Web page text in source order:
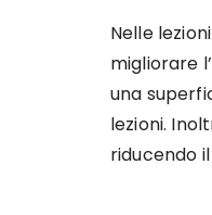
Nelle
migliorare
una
lezioni.
riducendo